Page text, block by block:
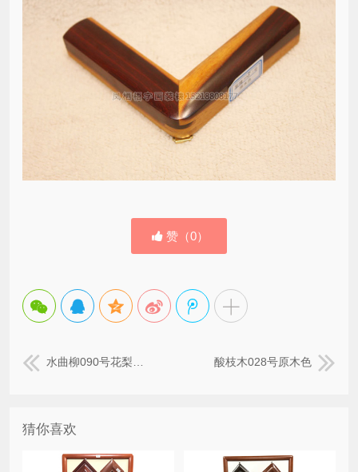
赞（0）
水曲柳090号花梨木色 酸枝木028号原木色
猜你喜欢